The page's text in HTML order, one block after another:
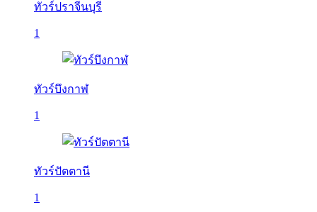
ทัวร์ปราจีนบุรี
1
ทัวร์บึงกาฬ
1
ทัวร์ปัตตานี
1